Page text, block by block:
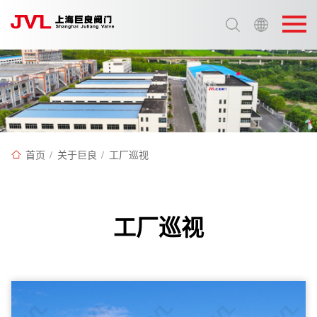
选择语言:
中文 / Chinese
英语 / English
首页 / 关于巨良 / 工厂巡视
工厂巡视